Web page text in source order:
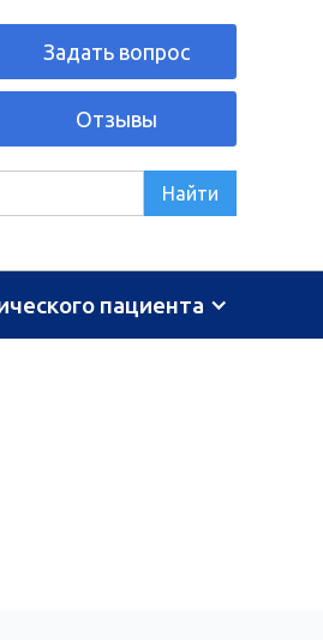
Задать вопрос
Отзывы
пациента